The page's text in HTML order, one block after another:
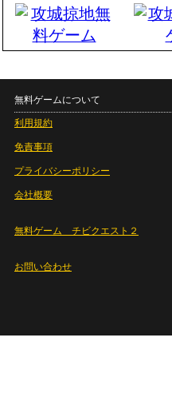
無料ゲームについて
利用規約
免責事項
プライバシーポリシー
会社概要
無料ゲーム チビクエスト２
お問い合わせ